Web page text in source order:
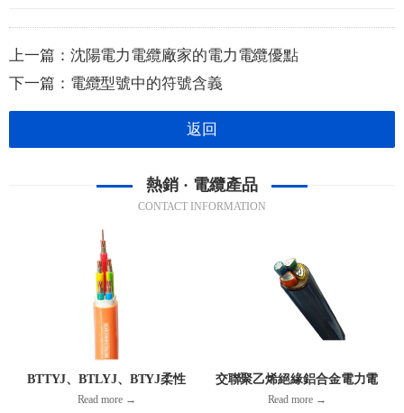
上一篇： 沈陽電力電纜廠家的電力電纜優點
下一篇： 電纜型號中的符號含義
返回
熱銷 · 電纜產品
CONTACT INFORMATION
BTTYJ、BTLYJ、BTYJ柔性
銅/鋁護套無機礦物絕緣防火電
Read more →
交聯聚乙烯絕緣鋁合金電力電
纜
Read more →